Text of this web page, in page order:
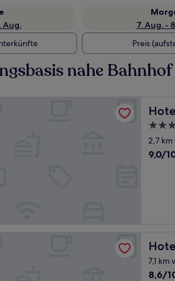
Aug.
7. Aug. -
Preis
nahe
3.0-
2,7
9.0
9,0/
Hotel
7,1
8.6
8,6/
Sure Hotel Collection by Best Western